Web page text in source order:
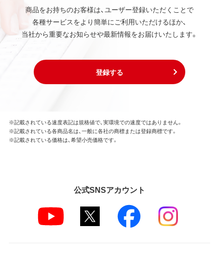
商品をお持ちのお客様は、ユーザー登録いただくことで
各種サービスをより簡単にご利用いただけるほか、
当社から重要なお知らせや最新情報をお届けいたします。
登録する
※記載されている速度表記は規格値で、実環境での速度ではありません。
※記載されている各商品名は、一般に各社の商標または登録商標です。
※記載されている価格は、希望小売価格です。
公式SNSアカウント